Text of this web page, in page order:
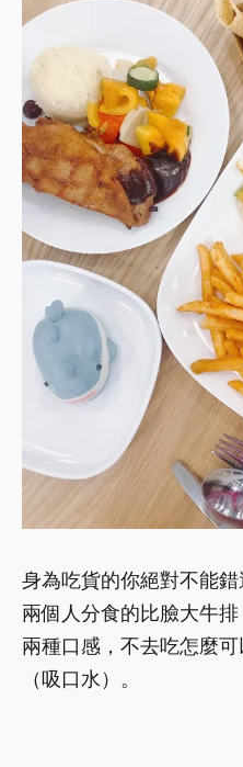
身為吃貨的你絕對不能
兩個人分食的比臉大牛
兩種口感，不去吃怎麼
（吸口水）。